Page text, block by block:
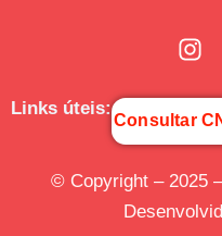
Links úteis:
Consultar
© Copyright – 2025